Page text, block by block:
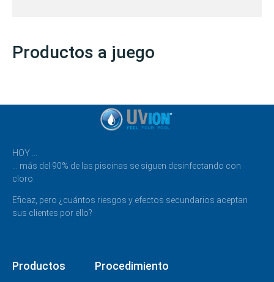
Productos a juego
HOY …
… más del 90% de las piscinas se siguen desinfectando con
cloro.
Eficaz, pero ¿cuántos riesgos y efectos secundarios aceptan
sus clientes por ello?
Productos Procedimiento